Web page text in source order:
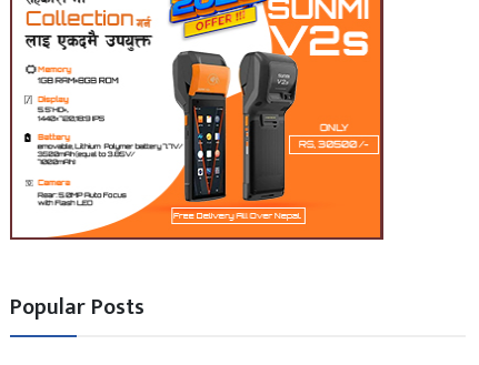
Popular Posts